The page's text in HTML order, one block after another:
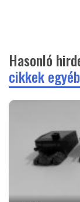
Hasonló
cikkek egyéb